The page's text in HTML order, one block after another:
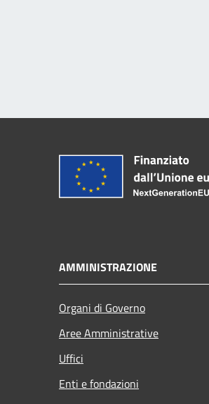
AMMINISTRAZIONE
Organi di Governo
Aree Amministrative
Uffici
Enti e fondazioni